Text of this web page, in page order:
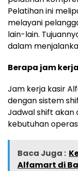
Pelatihan ini
melayani
lain-lain.
dalam
Berapa jam
Jam kerja kasir
dengan sistem
Jadwal shift akan
kebutuhan
Baca Juga :
Alfamart di